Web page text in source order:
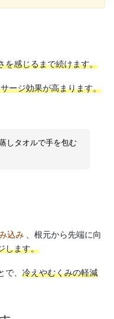
を感じるまで続けます。
ージ効果が高まります。
しタオルで手を包む
込み
、根元から先端に向
します。
、 冷えやむくみの軽減